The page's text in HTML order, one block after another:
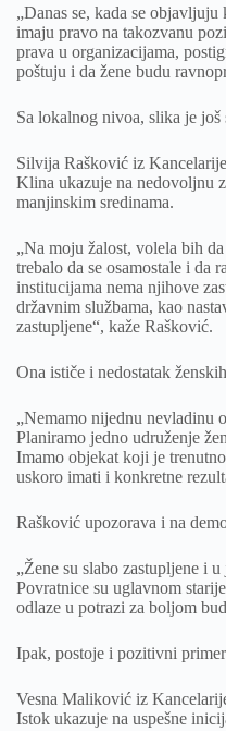
„Danas se, kada se
imaju pravo na takozvanu
prava u organizacijama,
poštuju i da žene budu
Sa lokalnog nivoa, slika je još
Silvija Rašković iz
Klina ukazuje na nedovoljnu
manjinskim sredinama.
„Na moju žalost, volela bih
trebalo da se osamostale i da
institucijama nema njihove
državnim službama, kao
zastupljene“, kaže Rašković.
Ona ističe i nedostatak
„Nemamo nijednu nevladinu
Planiramo jedno udruženje
Imamo objekat koji je
uskoro imati i konkretne
Rašković upozorava i na
„Žene su slabo zastupljene i
Povratnice su uglavnom
odlaze u potrazi za boljom
Ipak, postoje i pozitivni
Vesna Maliković iz
Istok ukazuje na uspešne